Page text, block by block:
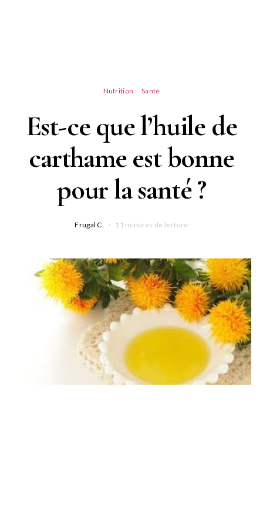
Nutrition Santé
Est-ce que l’huile de
carthame est bonne
pour la santé ?
Frugal C. 11 minutes de lecture